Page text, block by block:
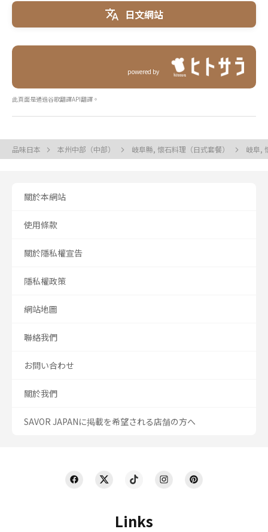
日文網站
powered by
此頁面是通過谷歌翻譯API翻譯。
品味日本 本州中部（中部） 岐阜縣, 懷石料理（日式套餐） 岐阜,
Links
關於本網站
使用條款
關於隱私權宣告
隱私權政策
網站地圖
聯絡我們
お問い合わせ
關於我們
SAVOR JAPANに掲載を希望される店舗の方へ